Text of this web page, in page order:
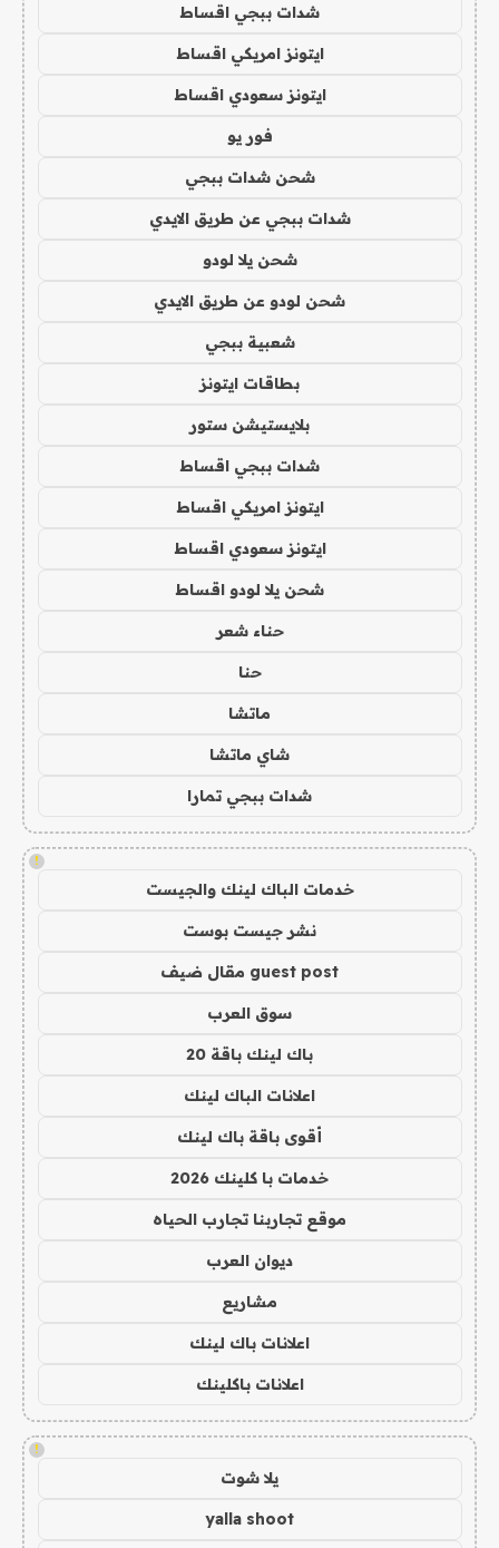
شدات ببجي اقساط
ايتونز امريكي اقساط
ايتونز سعودي اقساط
فور يو
شحن شدات ببجي
شدات ببجي عن طريق الايدي
شحن يلا لودو
شحن لودو عن طريق الايدي
شعبية ببجي
بطاقات ايتونز
بلايستيشن ستور
شدات ببجي اقساط
ايتونز امريكي اقساط
ايتونز سعودي اقساط
شحن يلا لودو اقساط
حناء شعر
حنا
ماتشا
شاي ماتشا
شدات ببجي تمارا
!
خدمات الباك لينك والجيست
نشر جيست بوست
guest post مقال ضيف
سوق العرب
باك لينك باقة 20
اعلانات الباك لينك
أقوى باقة باك لينك
خدمات با كلينك 2026
موقع تجاربنا تجارب الحياه
ديوان العرب
مشاريع
اعلانات باك لينك
اعلانات باكلينك
!
يلا شوت
yalla shoot